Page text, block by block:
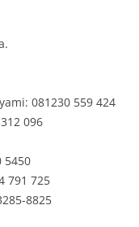
081230 559 424
096
5450
791 725
8825